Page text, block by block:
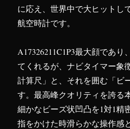
に応え、世界中で大ヒットし
航空時計です。
A17326211C1P3最大顔であ
てくれるが、ナビタイマー象
計算尺」と、それを囲む「ビ
す。最高峰クオリティを誇る
細かなビーズ状凹凸を1対1精
指をかけた時滑らかな操作感